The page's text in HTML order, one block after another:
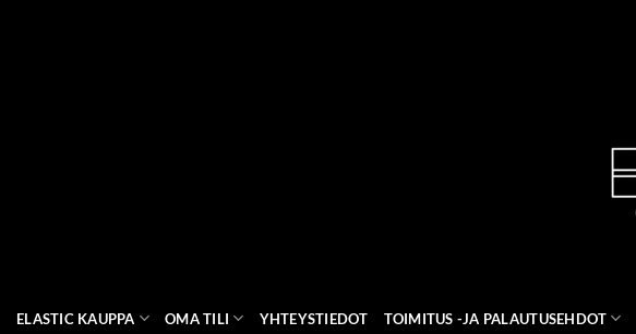
ELASTIC KAUPPA OMA TILI YHTEYSTIEDOT TOIMITUS -JA PALAUTUSEHDOT